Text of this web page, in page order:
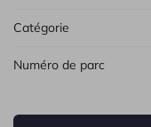
Catégorie
Numéro de parc